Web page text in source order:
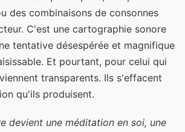
des combinaisons de consonnes
C'est une cartographie sonore
tentative désespérée et magnifique
Et pourtant, pour celui qui
transparents. Ils s'effacent
qu'ils produisent.
devient une méditation en soi, une